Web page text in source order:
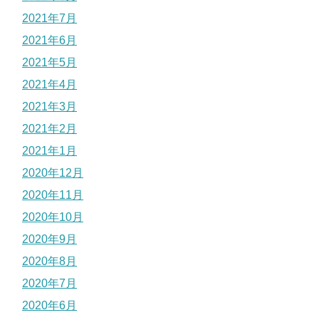
2021年7月
2021年6月
2021年5月
2021年4月
2021年3月
2021年2月
2021年1月
2020年12月
2020年11月
2020年10月
2020年9月
2020年8月
2020年7月
2020年6月